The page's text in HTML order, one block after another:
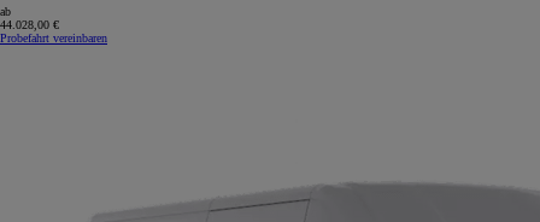
ab
44.028,00 €
Probefahrt vereinbaren